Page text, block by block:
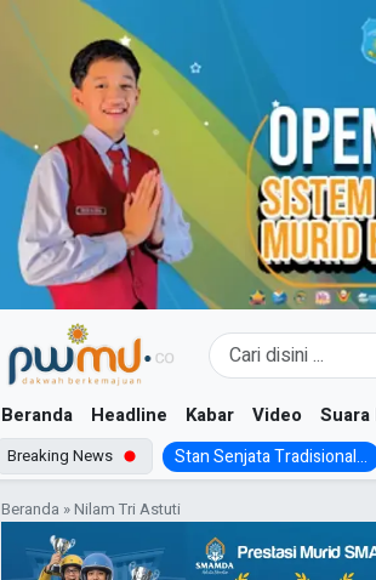
Beranda Headline Kabar Video
Breaking News Stan Senjata Tradisional...
Beranda »Nilam Tri Astuti